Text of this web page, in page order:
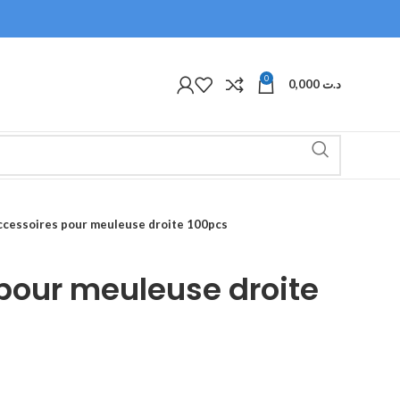
0 د.ت
pour meuleuse droite 100pcs
meuleuse droite